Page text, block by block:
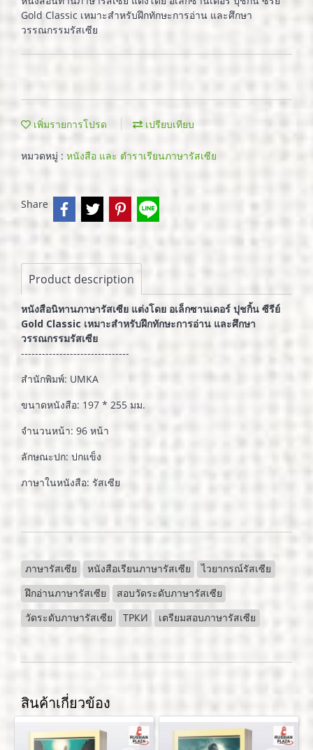
Gold Classic เหมาะสำหรับฝึกทักษะการอ่าน และศึกษา
วรรณกรรมรัสเซีย
เพิ่มรายการโปรด เปรียบเทียบ
หมวดหมู่ : หนังสือ และ ตำราเรียนภาษารัสเซีย
Share
Product description
หนังสือนิทานภาษารัสเซีย แต่งโดย อเล็กซานเดอร์ ปุชกิ้น ซีรีย์
Gold Classic เหมาะสำหรับฝึกทักษะการอ่าน และศึกษา
วรรณกรรมรัสเซีย
-------------------------------
สำนักพิมพ์: UMKA
ขนาดหนังสือ: 197 * 255 มม.
จำนวนหน้า: 96 หน้า
ลักษณะปก: ปกแข็ง
ภาษาในหนังสือ: รัสเซีย
ภาษารัสเซีย หนังสือเรียนภาษารัสเซีย
ไวยากรณ์รัสเซีย
ฝึกอ่านภาษารัสเซีย
สอบวัดระดับภาษารัสเซีย
วัดระดับภาษารัสเซีย
ТРКИ เตรียมสอบภาษารัสเซีย
สินค้าเกี่ยวข้อง